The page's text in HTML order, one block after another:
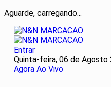
Aguarde, carregando...
Entrar
Quinta-feira, 06 de Agosto
Agora Ao Vivo